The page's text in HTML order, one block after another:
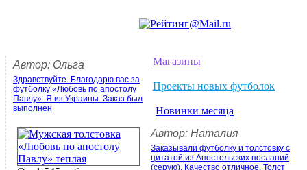
Магазины
Проекты новых футболок
Новинки месяца
Автор: Ольга
Здравствуйте. Благодарю вас за
футболку «Любовь по апостолу
Павлу». Я из Украины. Заказ был
выполнен
Автор: Наталия
Заказывали футболку и толстовку с
цитатой из Апостольских посланий
(серую). Качество отличное. Толст